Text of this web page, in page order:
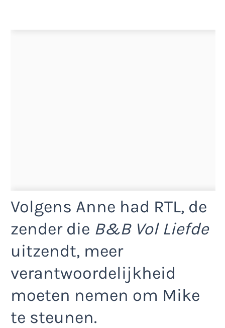
Volgens Anne had RTL, de
zender die B&B Vol Liefde
uitzendt, meer
verantwoordelijkheid
moeten nemen om Mike
te steunen.